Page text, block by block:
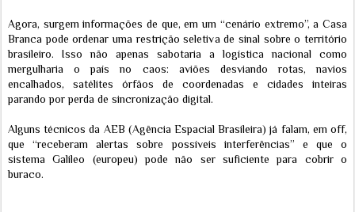
Agora, surgem informações de que, em um “cenário extremo”, a Casa
Branca pode ordenar uma restrição seletiva de sinal sobre o território
brasileiro. Isso não apenas sabotaria a logística nacional como
mergulharia o país no caos: aviões desviando rotas, navios
encalhados, satélites órfãos de coordenadas e cidades inteiras
parando por perda de sincronização digital.
Alguns técnicos da AEB (Agência Espacial Brasileira) já falam, em off,
que “receberam alertas sobre possíveis interferências” e que o
sistema Galileo (europeu) pode não ser suficiente para cobrir o
buraco.